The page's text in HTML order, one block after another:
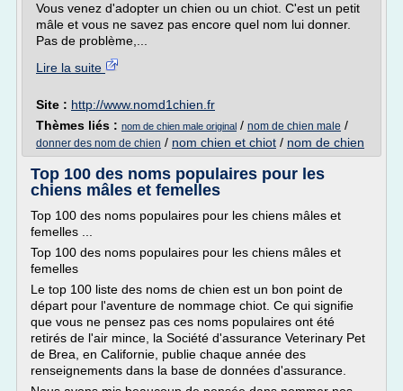
Vous venez d'adopter un chien ou un chiot. C'est un petit
mâle et vous ne savez pas encore quel nom lui donner.
Pas de problème,...
Lire la suite
Site : http://www.nomd1chien.fr
Thèmes liés : nom de chien male original / nom de chien male /
donner des nom de chien / nom chien et chiot / nom de chien
Top 100 des noms populaires pour les
chiens mâles et femelles
Top 100 des noms populaires pour les chiens mâles et
femelles ...
Top 100 des noms populaires pour les chiens mâles et
femelles
Le top 100 liste des noms de chien est un bon point de
départ pour l'aventure de nommage chiot. Ce qui signifie
que vous ne pensez pas ces noms populaires ont été
retirés de l'air mince, la Société d'assurance Veterinary Pet
de Brea, en Californie, publie chaque année des
renseignements dans la base de données d'assurance.